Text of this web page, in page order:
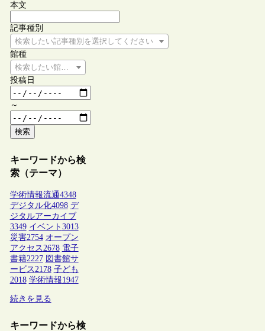
本文
記事種別
検索したい記事種別を選択してください
館種
検索したい館種を選択してください
投稿日
～
検索
キーワードから検
索（テーマ）
学術情報流通4348
デジタル化4098 デ
ジタルアーカイブ
3349 イベント 3013
災害2754 オープン
アクセス 2678 電子
書籍2227 図書館サ
ービス 2178 子ども
2018 学術情報1947
続きを見る
キーワードから検